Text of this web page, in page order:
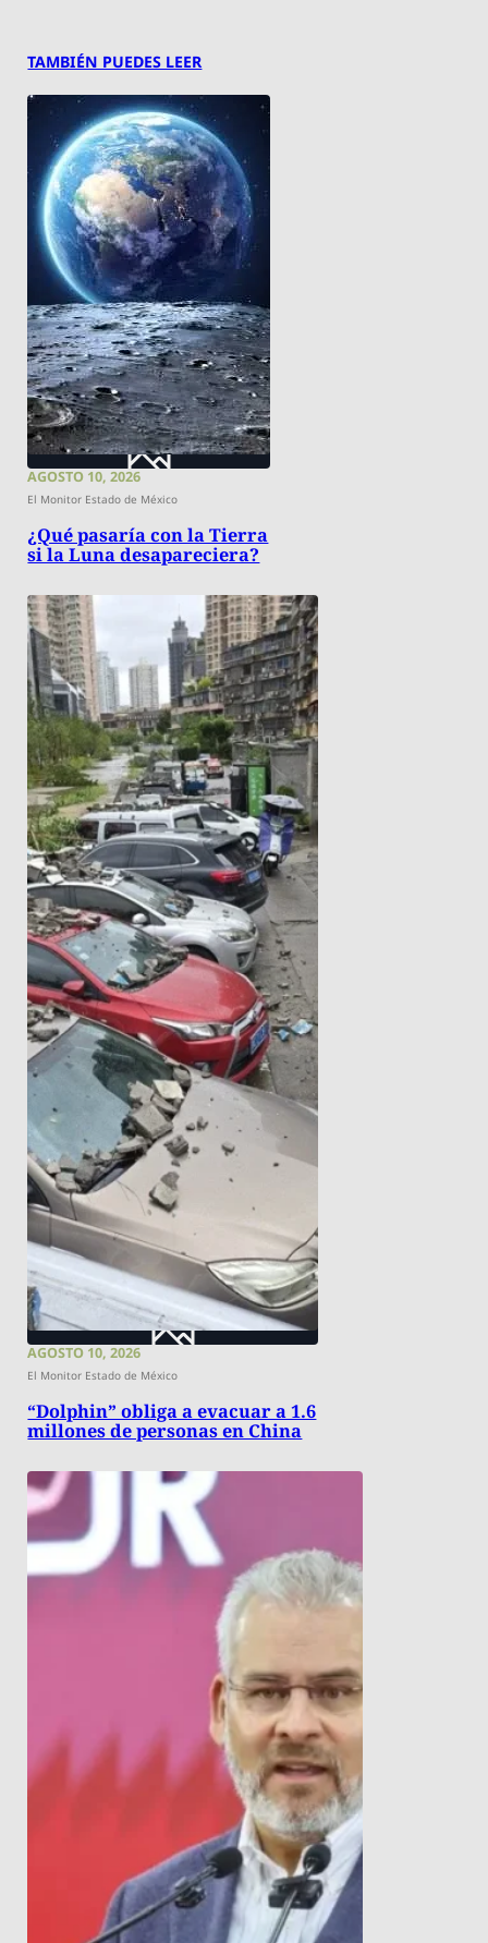
TAMBIÉN PUEDES LEER
AGOSTO 10, 2026
El Monitor Estado de México
¿Qué pasaría con la Tierra
si la Luna desapareciera?
AGOSTO 10, 2026
El Monitor Estado de México
“Dolphin” obliga a evacuar a 1.6
millones de personas en China